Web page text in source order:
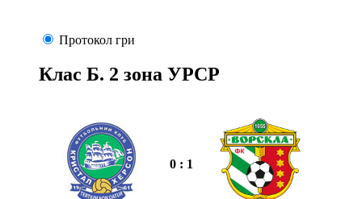
Протокол гри
Клас Б. 2 зона УРСР
0 : 1